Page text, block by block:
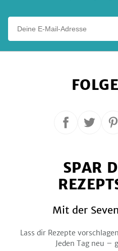
Folge
Facebook
Folge
Twitter
SPAR
Mit der
Lass dir Rezepte
Jeden Tag neu –